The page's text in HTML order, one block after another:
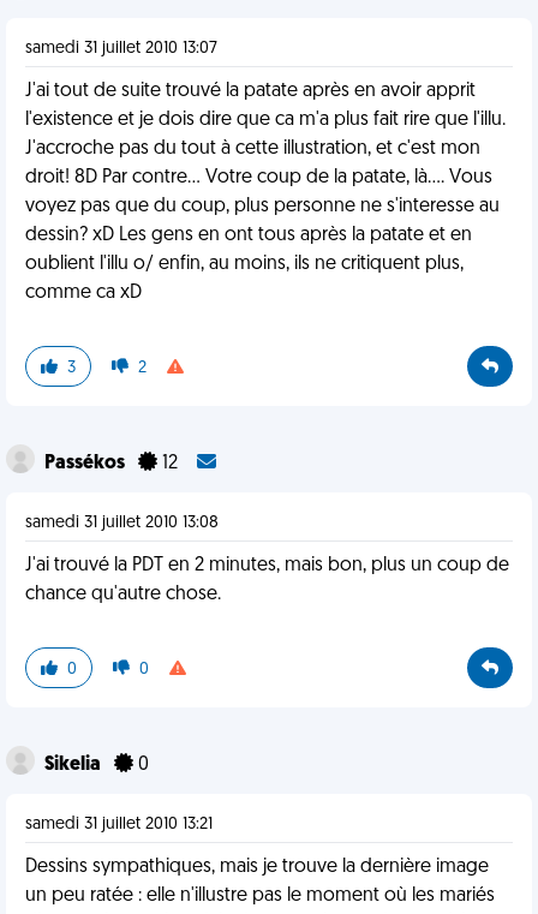
samedi 31 juillet 2010 13:07
J'ai tout de suite trouvé la patate après en avoir apprit
l'existence et je dois dire que ca m'a plus fait rire que l'illu.
J'accroche pas du tout à cette illustration, et c'est mon
droit! 8D Par contre... Votre coup de la patate, là.... Vous
voyez pas que du coup, plus personne ne s'interesse au
dessin? xD Les gens en ont tous après la patate et en
oublient l'illu o/ enfin, au moins, ils ne critiquent plus,
comme ca xD
3 2
Passékos 12
samedi 31 juillet 2010 13:08
J'ai trouvé la PDT en 2 minutes, mais bon, plus un coup de
chance qu'autre chose.
0 0
Sikelia 0
samedi 31 juillet 2010 13:21
Dessins sympathiques, mais je trouve la dernière image
un peu ratée : elle n'illustre pas le moment où les mariés